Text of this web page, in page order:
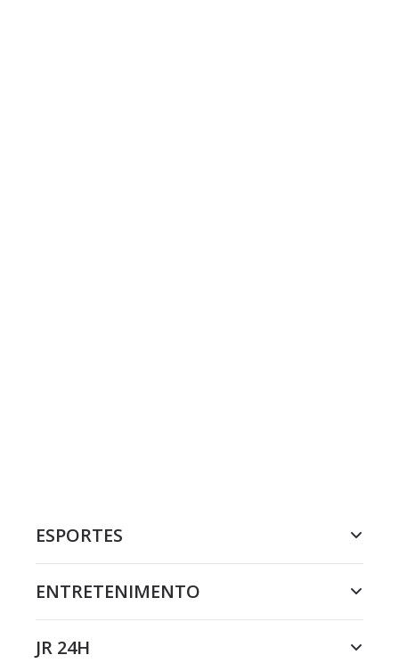
ESPORTES
ENTRETENIMENTO
JR 24H